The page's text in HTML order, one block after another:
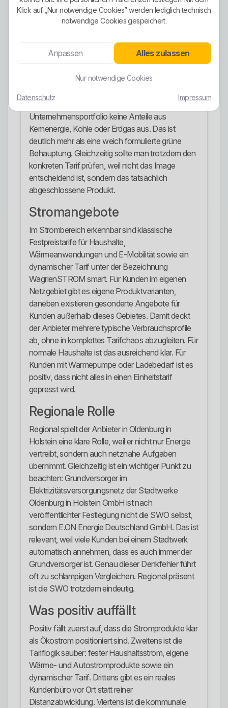
liest den Tarif nicht sauber.
Ökostrom-Ausrichtung
Die Ökostrom-Ausrichtung ist klar und nicht nur
hübsch verpacktes Marketing. Der Anbieter
100 Prozent europäischen Wind-, Solar- und
Wasserkraftwerken. Zusätzlich weist die
veröffentlichte Stromkennzeichnung für das
Unternehmensportfolio keine Anteile aus
Kernenergie, Kohle oder Erdgas aus. Das ist
deutlich mehr als eine weich formulierte grüne
Behauptung. Gleichzeitig sollte man trotzdem den
konkreten Tarif prüfen, weil nicht das Image
entscheidend ist, sondern das tatsächlich
abgeschlossene Produkt.
Stromangebote
Im Strombereich erkennbar sind klassische
Festpreistarife für Haushalte,
Wärmeanwendungen und E-Mobilität sowie ein
dynamischer Tarif unter der Bezeichnung
WagrienSTROM smart. Für Kunden im eigenen
Netzgebiet gibt es eigene Produktvarianten,
daneben existieren gesonderte Angebote für
Kunden außerhalb dieses Gebietes. Damit deckt
der Anbieter mehrere typische Verbrauchsprofile
ab, ohne in komplettes Tarifchaos abzugleiten. Für
normale Haushalte ist das ausreichend klar. Für
Kunden mit Wärmepumpe oder Ladebedarf ist es
positiv, dass nicht alles in einen Einheitstarif
gepresst wird.
Regionale Rolle
Regional spielt der Anbieter in Oldenburg in
Holstein eine klare Rolle, weil er nicht nur Energie
vertreibt, sondern auch netznahe Aufgaben
übernimmt. Gleichzeitig ist ein wichtiger Punkt zu
beachten: Grundversorger im
Elektrizitätsversorgungsnetz der Stadtwerke
Oldenburg in Holstein GmbH ist nach
veröffentlichter Festlegung nicht die SWO selbst,
sondern E.ON Energie Deutschland GmbH. Das ist
relevant, weil viele Kunden bei einem Stadtwerk
automatisch annehmen, dass es auch immer der
Grundversorger ist. Genau dieser Denkfehler führt
oft zu schlampigen Vergleichen. Regional präsent
ist die SWO trotzdem eindeutig.
Was positiv auffällt
Positiv fällt zuerst auf, dass die Stromprodukte klar
als Ökostrom positioniert sind. Zweitens ist die
Tariflogik sauber: fester Haushaltsstrom, eigene
Wärme- und Autostromprodukte sowie ein
dynamischer Tarif. Drittens gibt es ein reales
Kundenbüro vor Ort statt reiner
Distanzabwicklung. Viertens ist die kommunale
Klick auf „Nur notwendige Cookies” werden lediglich technisch
notwendige Cookies gespeichert.
Anpassen Alles zulassen
Nur notwendige Cookies
Datenschutz Impressum